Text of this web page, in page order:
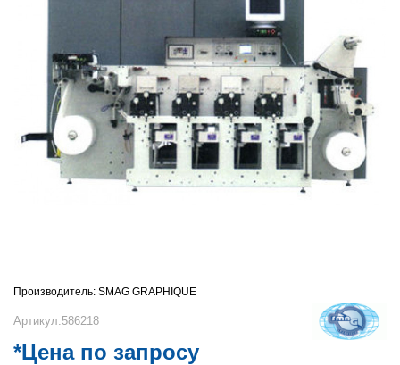
Производитель: SMAG GRAPHIQUE
Артикул:586218
*Цена по запросу